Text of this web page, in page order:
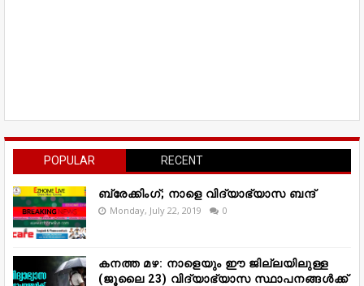
POPULAR RECENT
ബ്രേക്കിംഗ്; നാളെ വിദ്യാഭ്യാസ ബന്ദ്
Monday, July 22, 2019 0
കനത്ത മഴ: നാളെയും ഈ ജില്ലയിലുള്ള
(ജൂലൈ 23) വിദ്യാഭ്യാസ സ്ഥാപനങ്ങൾക്ക്